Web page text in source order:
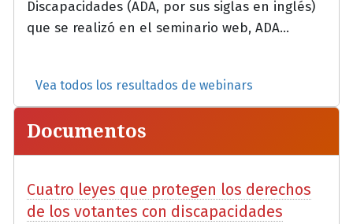
Discapacidades (ADA, por sus siglas en inglés)
que se realizó en el seminario web, ADA...
Vea todos los resultados de webinars
Documentos
Cuatro leyes que protegen los derechos
de los votantes con discapacidades